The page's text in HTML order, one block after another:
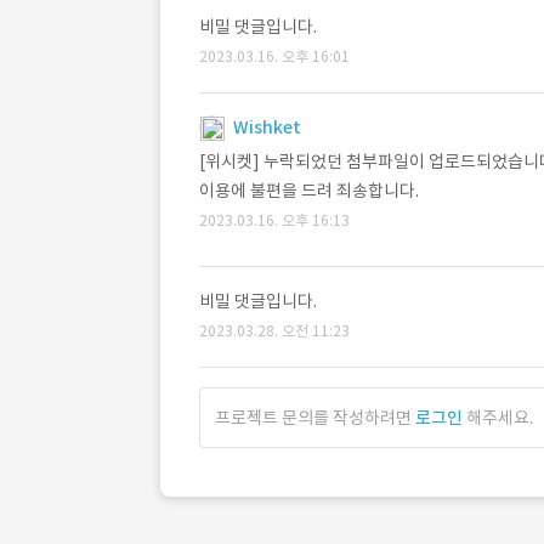
비밀 댓글입니다.
2023.03.16. 오후 16:01
Wishket
[위시켓] 누락되었던 첨부파일이 업로드되었습니
이용에 불편을 드려 죄송합니다.
2023.03.16. 오후 16:13
비밀 댓글입니다.
2023.03.28. 오전 11:23
프로젝트 문의를 작성하려면 로그인 해주세요.